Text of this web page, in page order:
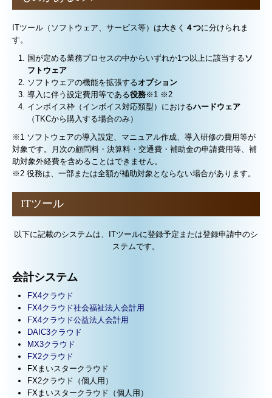
ITツール（ソフトウェア、サービス等）は大きく ４つに分けられま
す。
国が定める業務プロセスの中からいずれか1つ以上に該当するソ
フトウェア
ソフトウェアの機能を拡張するオプション
導入に伴う設定費用等である役務※1 ※2
インボイス枠（インボイス対応類型）におけるハードウェア
（TKCから購入する場合のみ）
※1 ソフトウェアの導入設定、マニュアル作成、導入研修の費用等が
対象です。月次の顧問料・決算料・交通費・補助金の申請費用等、補
助対象外経費を含めることはできません。
※2 役務は、一部または全額が補助対象とならない場合があります。
ITツール
以下に記載のシステムは、ITツールに登録予定または登録申請中のシ
ステムです。
会計システム
FX4クラウド
FX4クラウド社会福祉法人会計用
FX4クラウド公益法人会計用
DAIC3クラウド
MX3クラウド
FX2クラウド
FXまいスタークラウド
FX2クラウド（個人用）
FXまいスタークラウド（個人用）